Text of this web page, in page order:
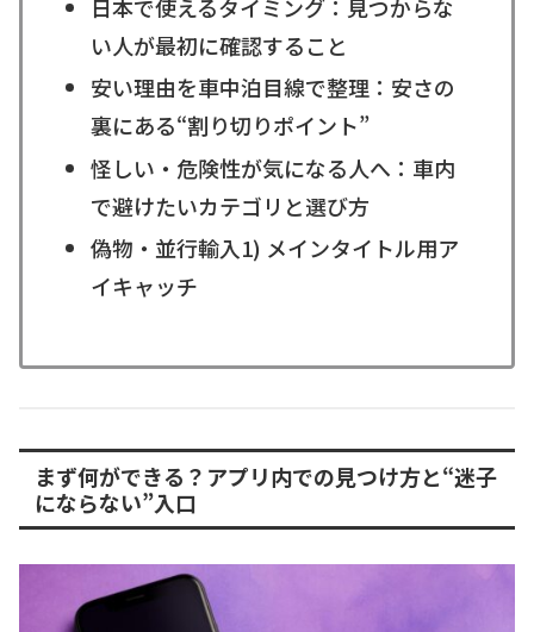
日本で使えるタイミング：見つからな
い人が最初に確認すること
安い理由を車中泊目線で整理：安さの
裏にある“割り切りポイント”
怪しい・危険性が気になる人へ：車内
で避けたいカテゴリと選び方
偽物・並行輸入1) メインタイトル用ア
イキャッチ
まず何ができる？アプリ内での見つけ方と“迷子
にならない”入口